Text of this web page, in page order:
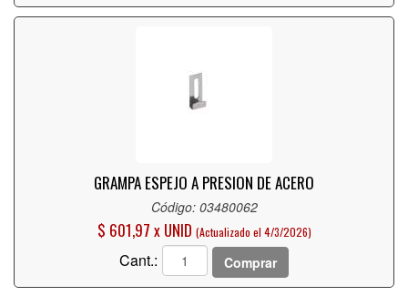
GRAMPA ESPEJO A PRESION DE ACERO
Código: 03480062
$ 601,97 x UNID (Actualizado el 4/3/2026)
Cant.: Comprar